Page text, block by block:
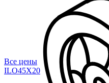
Все цены
ILO45X20